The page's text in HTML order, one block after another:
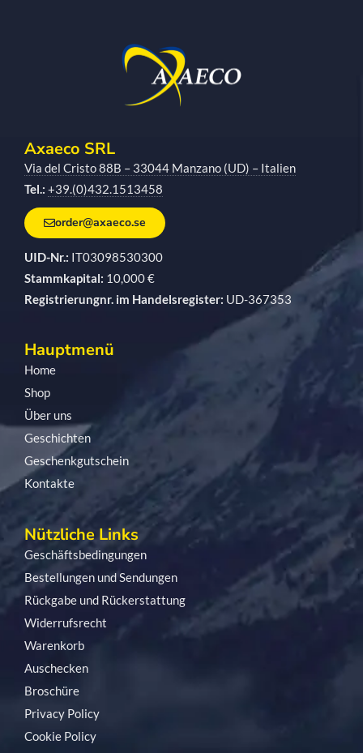
Axaeco SRL
Via del Cristo 88B – 33044 Manzano (UD) – Italien
Tel.: +39.(0)432.1513458
order@axaeco.se
UID-Nr.: IT03098530300
Stammkapital: 10,000 €
Registrierungnr. im Handelsregister: UD-367353
Hauptmenü
Home
Shop
Über uns
Geschichten
Geschenkgutschein
Kontakte
Nützliche Links
Geschäftsbedingungen
Bestellungen und Sendungen
Rückgabe und Rückerstattung
Widerrufsrecht
Warenkorb
Auschecken
Broschüre
Privacy Policy
Cookie Policy